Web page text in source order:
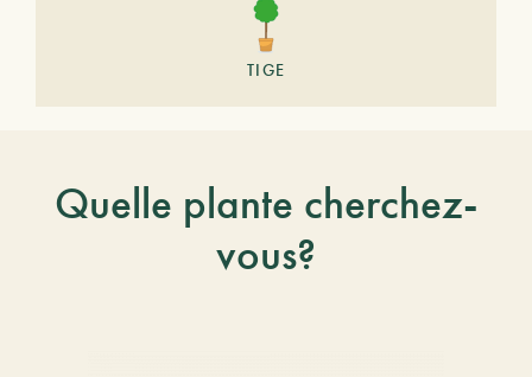
TIGE
Quelle plante cherchez-
vous?